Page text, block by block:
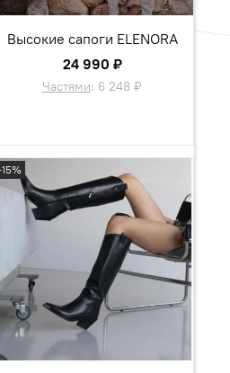
Высокие сапоги ELENORA
24 990 ₽
Частями: 6 248 ₽